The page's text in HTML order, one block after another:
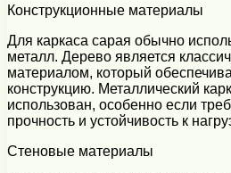
Конструкционные материалы
Для каркаса сарая обычно
металл. Дерево является
материалом, который
конструкцию. Металлический
использован, особенно если
прочность и устойчивость к
Стеновые материалы